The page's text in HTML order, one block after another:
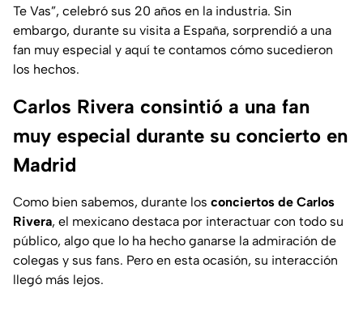
Te Vas”, celebró sus 20 años en la industria. Sin
embargo, durante su visita a España, sorprendió a una
fan muy especial y aquí te contamos cómo sucedieron
los hechos.
Carlos Rivera consintió a una fan
muy especial durante su concierto en
Madrid
Como bien sabemos, durante los conciertos de Carlos
Rivera, el mexicano destaca por interactuar con todo su
público, algo que lo ha hecho ganarse la admiración de
colegas y sus fans. Pero en esta ocasión, su interacción
llegó más lejos.